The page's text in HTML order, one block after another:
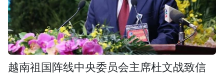
越南祖国阵线中央委员会主席杜文战致信